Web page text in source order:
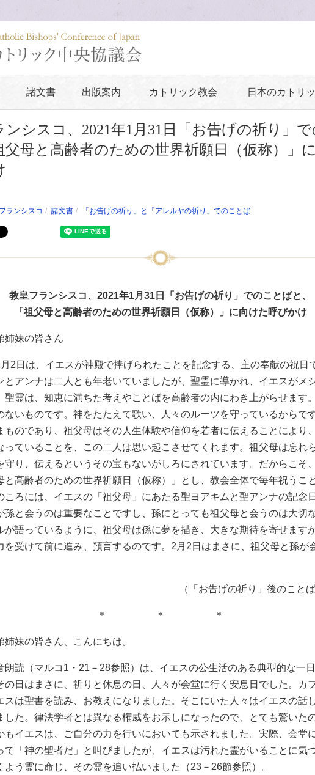
諸文書 出版案内 カトリック教会 日本のカトリ
ンシスコ、2021年1月31日「お告げの祈り」
父母と高齢者のための世界祈願日（仮称）」
フランシスコ 諸文書 「お告げの祈り」と「アレルヤの祈り」でのことば
教皇フランシスコ、2021年1月31日「お告げの祈り」でのことばと、
「祖父母と高齢者のための世界祈願日（仮称）」に向けた呼びかけ
姉妹の皆さん
2日は、イエスが神殿で捧げられたことを記念する、主の奉献の祝日
とアンナは二人とも年老いていましたが、聖霊に導かれ、イエスがメ
聖霊は、知恵に満ちた考えやことばを高齢者の内にわき上がらせます
ないものです。神をたたえて歌い、人々のルーツを守っているからで
ものであり、祖父母はその人生体験や信仰を若者に伝えることにより
っていることを、この二人は思い起こさせてくれます。祖父母は忘れ
守り、伝えるというその宝もないがしろにされています。だからこそ
と高齢者のための世界祈願日（仮称）」とし、教会全体で毎年祝うこ
ころには、イエスの「祖父母」にあたる聖ヨアキムと聖アンナの記念
孫と会うのは重要なことですし、孫にとっても祖父母と会うのは大切
が語っているように、祖父母は孫に夢を描き、大きな期待を寄せます
を受けて前に進み、預言するのです。2月2日はまさに、祖父母と孫が
（「お告げの祈り」後のこと
＊ ＊ ＊
姉妹の皆さん、こんにちは。
読（マルコ1・21－28参照）は、イエスの公生活のある典型的な一
の日はまさに、祈りと休息の日、人々が会堂に行く安息日でした。カ
スは聖書を読み、お教えになりました。そこにいた人々はイエスの話
した。律法学者とは異なる権威をお示しになったので、とても驚いた
もイエスは、ご自分の力を行いにおいても示されました。実際、会堂
て「神の聖者だ」と叫びましたが、イエスは汚れた霊がいることに気
よう霊に命じ、その霊を追い払いました（23－26節参照）。